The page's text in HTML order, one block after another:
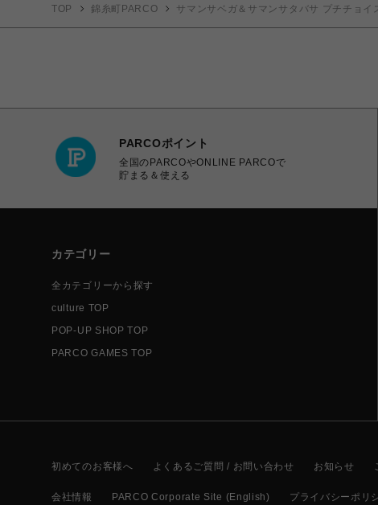
TOP 錦糸町PARCO サマンサベガ＆サマンサタバサ プチチョイ
PARCOポイント
全国のPARCOやONLINE PARCOで
貯まる＆使える
カテゴリー
全カテゴリーから探す
culture TOP
POP-UP SHOP TOP
PARCO GAMES TOP
初めてのお客様へ よくあるご質問 / お問い合わせ お知らせ
会社情報 PARCO Corporate Site (English) プライバシーポリ